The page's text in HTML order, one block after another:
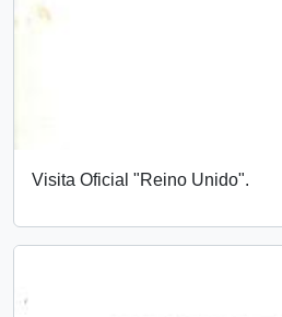
Visita Oficial "Reino Unido".